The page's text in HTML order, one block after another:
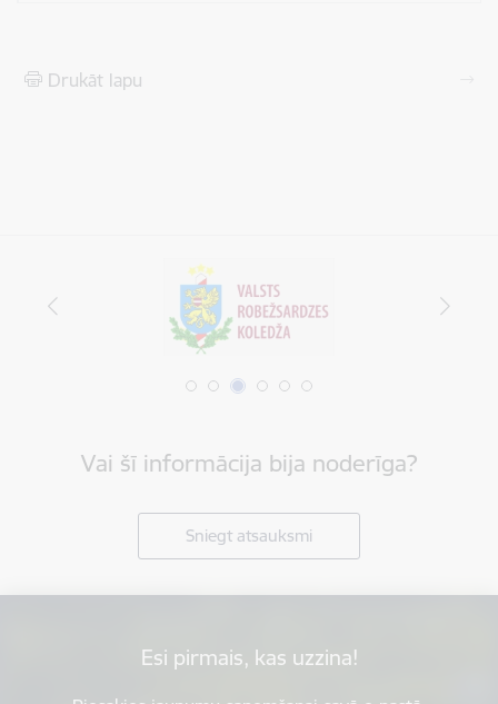
Drukāt lapu
Vai šī informācija bija noderīga?
Sniegt atsauksmi
Esi pirmais, kas uzzina!